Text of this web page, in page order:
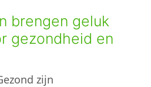
brengen geluk
gezondheid en
zijn